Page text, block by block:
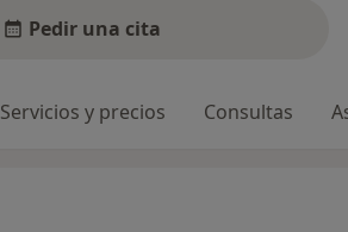
Pedir una cita
Servicios y precios Consultas